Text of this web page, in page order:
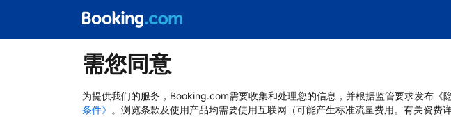
需您同意
为提供我们的服务，Booking.com需要收集和处理您的信息，并根据监管要求发布《
条件》 。浏览条款及使用产品均需要使用互联网（可能产生标准流量费用。有关资费